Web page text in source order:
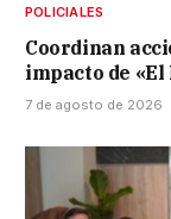
POLICIALES
Coordinan
impacto de «El
7 de agosto de 2026